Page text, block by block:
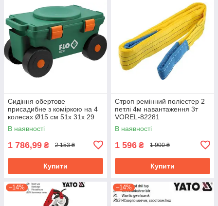
Сидіння обертове
присадибне з коміркою на 4
колесах Ø15 см 51х 31х 29
см, для навантаж.- 80 кгFLO-
90230
В наявності
1 786,99 ₴ 2 153 ₴
Купити
Строп ремінний поліестер 2
петлі 4м навантаження 3т
VOREL-82281
В наявності
1 596 ₴ 1 900 ₴
Купити
–14% –14%